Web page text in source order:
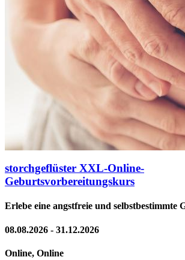
storchgeflüster XXL-Online-
Geburtsvorbereitungskurs
Erlebe eine angstfreie und selbstbestimmte
08.08.2026 - 31.12.2026
Online, Online